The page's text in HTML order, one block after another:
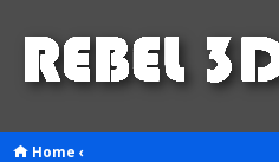
Home ‹